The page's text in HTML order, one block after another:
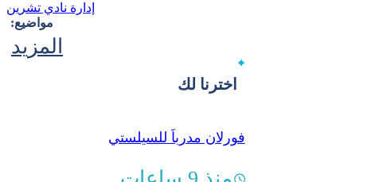
إدارة نادي تشرين
مواضيع:
المزيد
اخترنا لك
فورلان مدرباً للسيلستي